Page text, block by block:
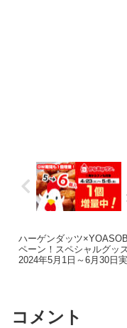
ハーゲンダッツ
ペーン！スペシャルグッ
2024年5月1日～6月30日
コメント